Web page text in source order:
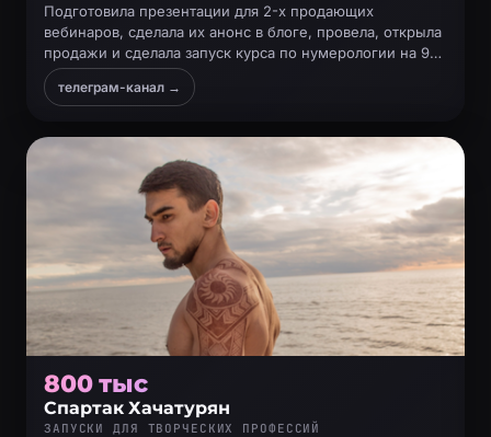
Подготовила презентации для 2-х продающих
вебинаров, сделала их анонс в блоге, провела, открыла
продажи и сделала запуск курса по нумерологии на 950
тыс
телеграм-канал →
800 тыс
Спартак Хачатурян
ЗАПУСКИ ДЛЯ ТВОРЧЕСКИХ ПРОФЕССИЙ